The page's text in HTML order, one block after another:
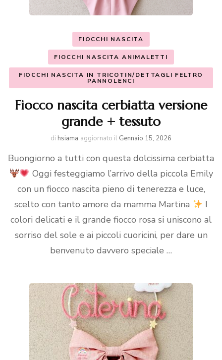
FIOCCHI NASCITA
FIOCCHI NASCITA ANIMALETTI
FIOCCHI NASCITA IN TRICOTIN/DETTAGLI FELTRO
PANNOLENCI
Fiocco nascita cerbiatta versione
grande + tessuto
di hsiama aggiornato il Gennaio 15, 2026
Buongiorno a tutti con questa dolcissima cerbiatta
Oggi festeggiamo l’arrivo della piccola Emily
con un fiocco nascita pieno di tenerezza e luce,
scelto con tanto amore da mamma Martina
I
colori delicati e il grande fiocco rosa si uniscono al
sorriso del sole e ai piccoli cuoricini, per dare un
benvenuto davvero speciale …